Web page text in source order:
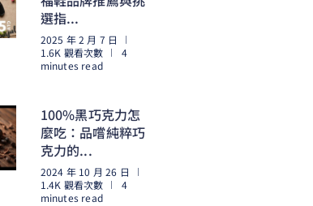
選指...
2025 年 2 月 7 日
1.6K 觀看次數
4
minutes read
100%黑巧克力怎
麼吃：品嚐純粹巧
克力的...
2024 年 10 月 26 日
1.4K 觀看次數
4
minutes read